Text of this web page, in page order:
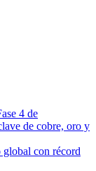
4 de
de cobre, oro y
con récord